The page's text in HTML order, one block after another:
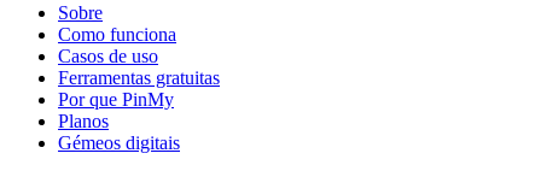
Sobre
Como funciona
Casos de uso
Ferramentas gratuitas
Por que PinMy
Planos
Gémeos digitais